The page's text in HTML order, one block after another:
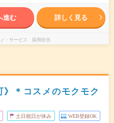
進む 詳しく見る
・サービス 採用担当
》＊コスメのモクモク
土日祝日が休み WEB登録OK